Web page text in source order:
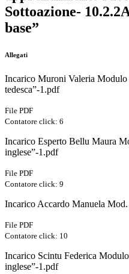
Sottoazione-
base”
Allegati
Incarico Muroni Valeria Modulo
tedesca”-1.pdf
File PDF
Contatore click: 6
Incarico Esperto Bellu Maura
inglese”-1.pdf
File PDF
Contatore click: 9
Incarico Accardo Manuela
File PDF
Contatore click: 10
Incarico Scintu Federica
inglese”-1.pdf